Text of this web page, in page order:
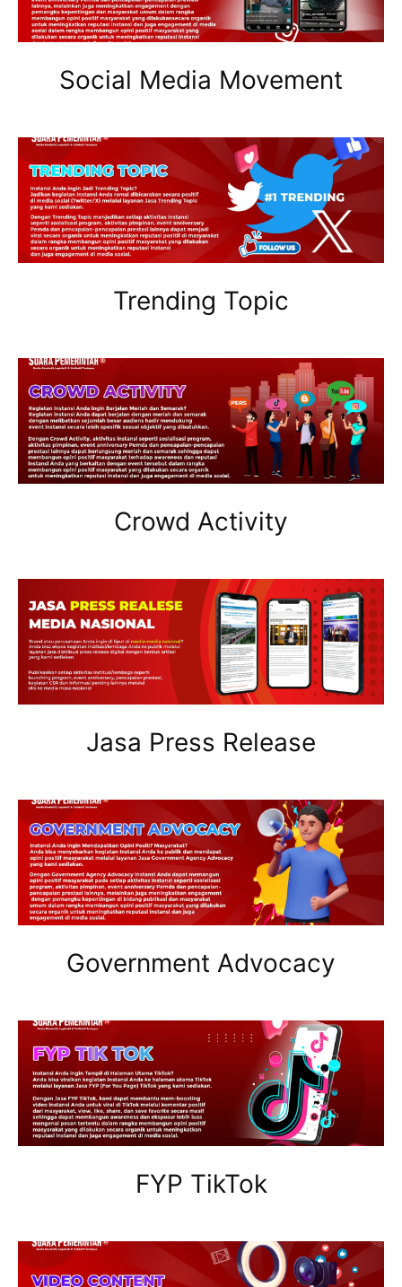
Social Media Movement
Trending Topic
Crowd Activity
Jasa Press Release
Government Advocacy
FYP TikTok